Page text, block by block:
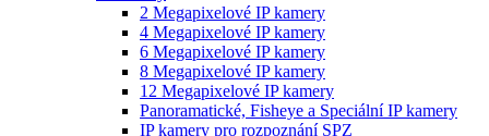
2 Megapixelové IP kamery
4 Megapixelové IP kamery
6 Megapixelové IP kamery
8 Megapixelové IP kamery
12 Megapixelové IP kamery
Panoramatické, Fisheye a Speciální IP kamery
IP kamery pro rozpoznání SPZ